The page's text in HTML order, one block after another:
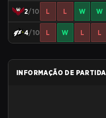
2/10 L L W W
4/10 L W L L
INFORMAÇÃO DE PARTIDA